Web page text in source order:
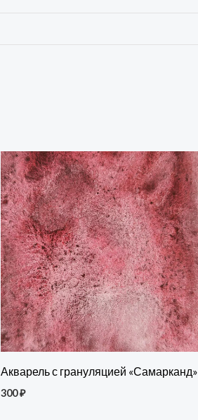
Акварель с грануляцией «Самарканд»
300₽